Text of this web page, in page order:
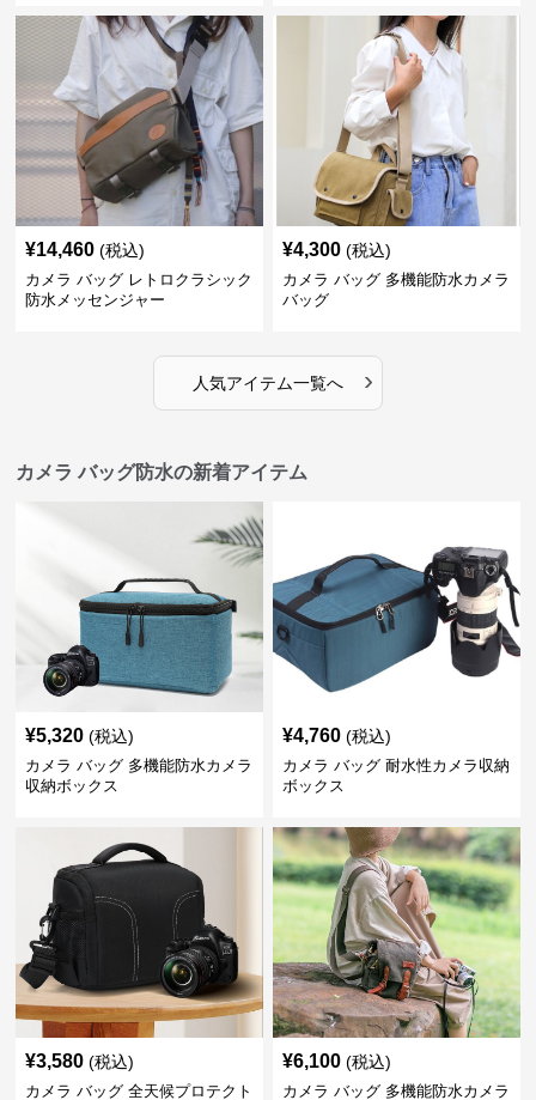
¥14,460 (税込)
カメラ バッグ レトロクラシック
防水メッセンジャー
¥4,300 (税込)
カメラ バッグ 多機能防水カメラ
バッグ
人気アイテム一覧へ ›
カメラ バッグ防水の新着アイテム
¥5,320 (税込)
カメラ バッグ 多機能防水カメラ
収納ボックス
¥4,760 (税込)
カメラ バッグ 耐水性カメラ収納
ボックス
¥3,580 (税込)
カメラ バッグ 全天候プロテクト
¥6,100 (税込)
カメラ バッグ 多機能防水カメラ